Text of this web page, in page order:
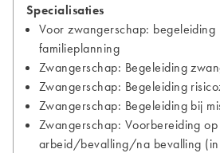
Specialisaties
Voor zwangerschap: begeleiding
familieplanning
Zwangerschap: Begeleiding
Zwangerschap: Begeleiding
Zwangerschap: Begeleiding bij
Zwangerschap: Voorbereiding op
arbeid/bevalling/na bevalling